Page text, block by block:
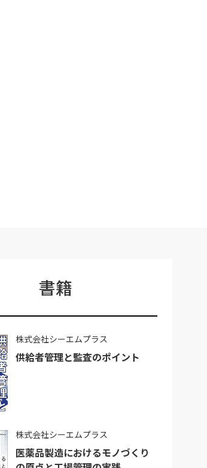
書籍
株式会社シーエムプラス
供給者管理と監査のポイント
株式会社シーエムプラス
医薬品製造におけるモノづくり